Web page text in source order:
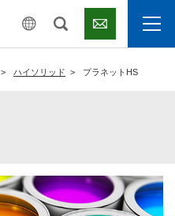
ハイソリッド プラネットHS